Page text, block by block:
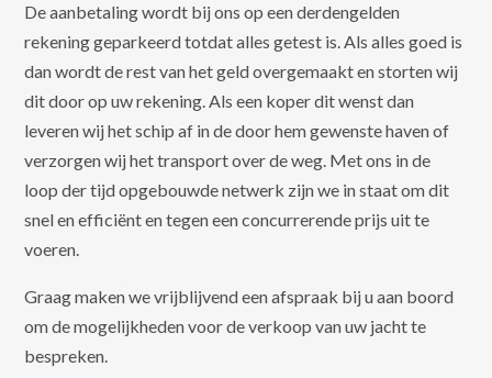
De aanbetaling wordt bij ons op een derdengelden
rekening geparkeerd totdat alles getest is. Als alles goed is
dan wordt de rest van het geld overgemaakt en storten wij
dit door op uw rekening. Als een koper dit wenst dan
leveren wij het schip af in de door hem gewenste haven of
verzorgen wij het transport over de weg. Met ons in de
loop der tijd opgebouwde netwerk zijn we in staat om dit
snel en efficiënt en tegen een concurrerende prijs uit te
voeren.
Graag maken we vrijblijvend een afspraak bij u aan boord
om de mogelijkheden voor de verkoop van uw jacht te
bespreken.